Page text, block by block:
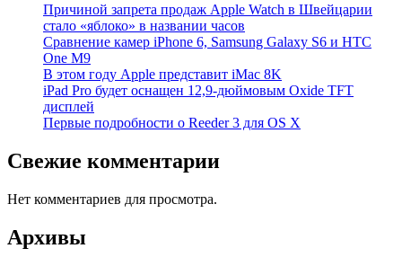
Причиной запрета продаж Apple Watch в Швейцарии
стало «яблоко» в названии часов
Cравнение камер iPhone 6, Samsung Galaxy S6 и HTC
One M9
В этом году Apple представит iMac 8K
iPad Pro будет оснащен 12,9-дюймовым Oxide TFT
дисплей
Первые подробности о Reeder 3 для OS X
Свежие комментарии
Нет комментариев для просмотра.
Архивы